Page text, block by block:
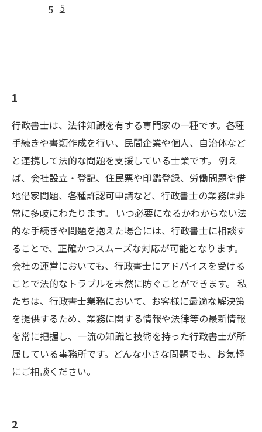
5
1
行政書士は、法律知識を有する専門家の一種です。各種
手続きや書類作成を行い、民間企業や個人、自治体など
と連携して法的な問題を支援している士業です。 例え
ば、会社設立・登記、住民票や印鑑登録、労働問題や借
地借家問題、各種許認可申請など、行政書士の業務は非
常に多岐にわたります。 いつ必要になるかわからない法
的な手続きや問題を抱えた場合には、行政書士に相談す
ることで、正確かつスムーズな対応が可能となります。
会社の運営においても、行政書士にアドバイスを受ける
ことで法的なトラブルを未然に防ぐことができます。 私
たちは、行政書士業務において、お客様に最適な解決策
を提供するため、業務に関する情報や法律等の最新情報
を常に把握し、一流の知識と技術を持った行政書士が所
属している事務所です。どんな小さな問題でも、お気軽
にご相談ください。
2